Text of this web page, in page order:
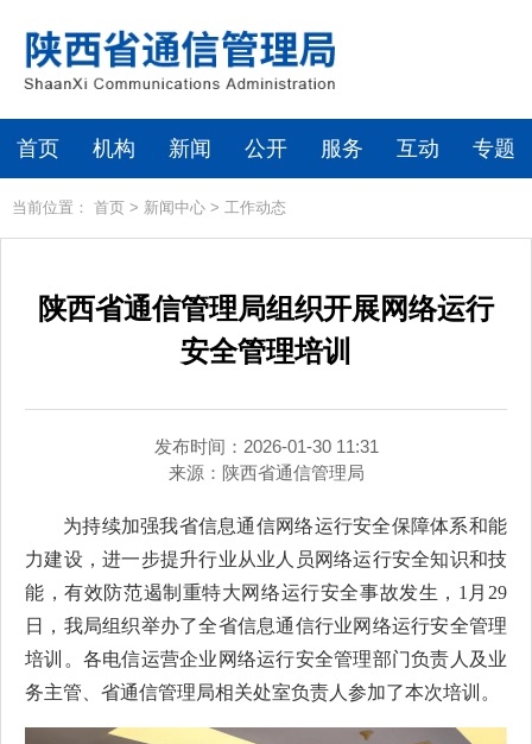
首页 机构 新闻 公开 服务 互动 专题
当前位置： 首页 > 新闻中心 > 工作动态
陕西省通信管理局组织开展网络运行
安全管理培训
发布时间：2026-01-30 11:31
来源： 陕西省通信管理局
为持续加强我省信息通信网络运行安全保障体系和能
力建设，进一步提升行业从业人员网络运行安全知识和技
能，有效防范遏制重特大网络运行安全事故发生， 1月29
日，我局组织举办了全省信息通信行业网络运行安全管理
培训。各电信运营企业网络运行安全管理部门负责人及业
务主管、省通信管理局相关处室负责人参加了本次培训。